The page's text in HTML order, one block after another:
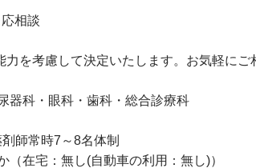
相談
を考慮して決定いたします。お気軽にご
器科・眼科・歯科・総合診療科
師常時7～8名体制
（在宅：無し(自動車の利用：無し)）